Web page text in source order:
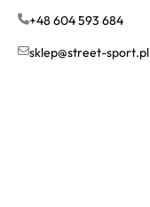
+48 604 593 684
sklep@street-sport.pl